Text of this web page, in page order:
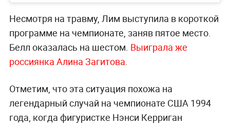
Несмотря на травму, Лим выступила в короткой
программе на чемпионате, заняв пятое место.
Белл оказалась на шестом. Выиграла же
россиянка Алина Загитова.
Отметим, что эта ситуация похожа на
легендарный случай на чемпионате США 1994
года, когда фигуристке Нэнси Керриган